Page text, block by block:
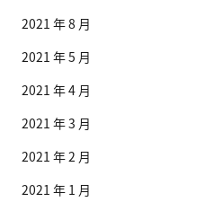
2021 年 8 月
2021 年 5 月
2021 年 4 月
2021 年 3 月
2021 年 2 月
2021 年 1 月